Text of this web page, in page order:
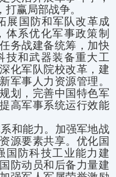
赢局部战争。
展国防和军队改革成
系优化军事政策制
务战建备统筹，加快
技和武器装备重大工
化军队院校改革，建
军事人力资源管理。
划，完善中国特色军
高军事系统运行效能
和能力。加强军地战
源要素共享。优化国
国防科技工业能力建
防动员和后备力量建